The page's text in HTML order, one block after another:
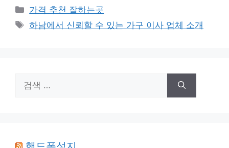
카
테
고
가격 추천 잘하는곳
태
하남에서 신뢰할 수 있는 가구 이사 업체 소개
색: